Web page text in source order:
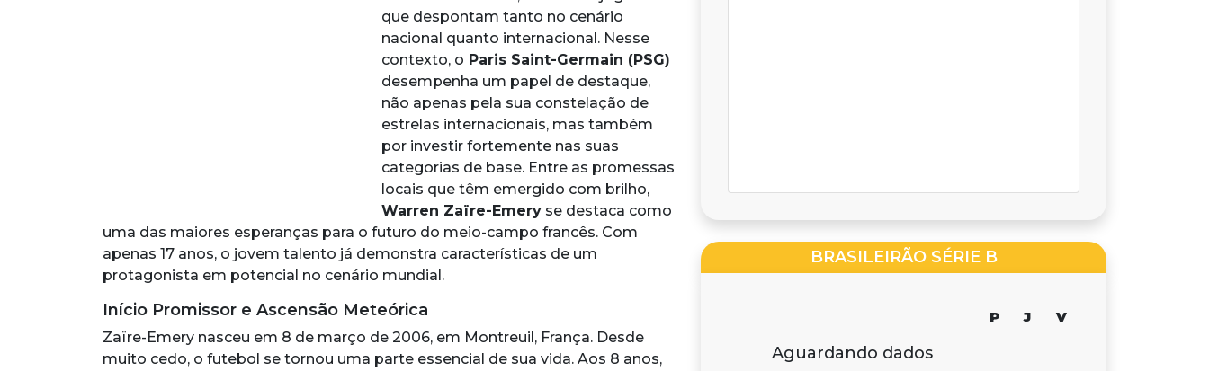
que despontam tanto no cenário
nacional quanto internacional. Nesse
contexto, o Paris Saint-Germain (PSG)
desempenha um papel de destaque,
não apenas pela sua constelação de
estrelas internacionais, mas também
por investir fortemente nas suas
categorias de base. Entre as promessas
locais que têm emergido com brilho,
Warren Zaïre-Emery se destaca como
uma das maiores esperanças para o futuro do meio-campo francês. Com
apenas 17 anos, o jovem talento já demonstra características de um
protagonista em potencial no cenário mundial.
Início Promissor e Ascensão Meteórica
Zaïre-Emery nasceu em 8 de março de 2006, em Montreuil, França. Desde
muito cedo, o futebol se tornou uma parte essencial de sua vida. Aos 8 anos,
BRASILEIRÃO SÉRIE B
P J V
Aguardando dados